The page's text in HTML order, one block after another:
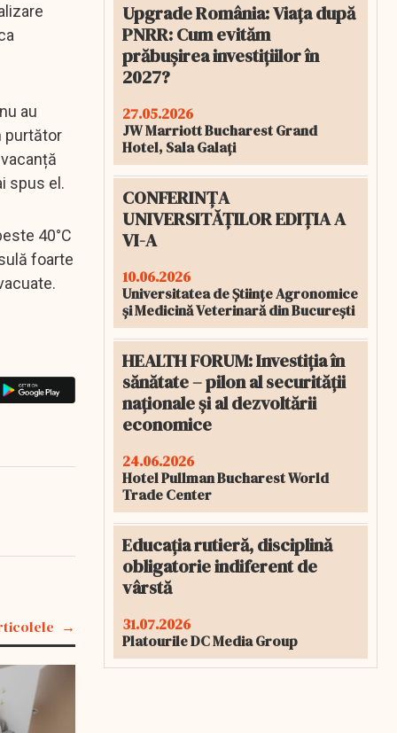
au
purtător
spus el.
40°C
foarte
Upgrade România: Viața după
PNRR: Cum evităm
prăbușirea investițiilor în
2027?
27.05.2026
JW Marriott Bucharest Grand
Hotel, Sala Galați
CONFERINȚA
UNIVERSITĂȚILOR EDIȚIA A
VI-A
10.06.2026
Universitatea de Științe Agronomice
și Medicină Veterinară din București
HEALTH FORUM: Investiția în
sănătate – pilon al securității
naționale și al dezvoltării
economice
24.06.2026
Hotel Pullman Bucharest World
Trade Center
Educația rutieră, disciplină
obligatorie indiferent de
vârstă
31.07.2026
Platourile DC Media Group